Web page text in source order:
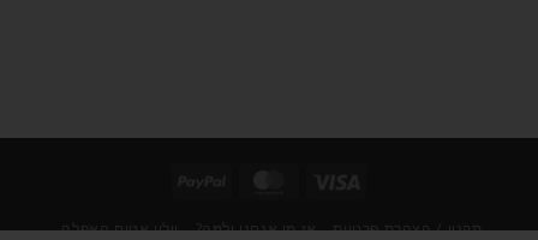
תקנון / הצהרת פרטיות אז מי אנחנו ולמה?
וילון אטום האפלה